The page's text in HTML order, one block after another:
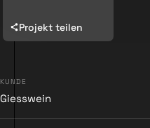
Projekt teilen
KUNDE
Giesswein